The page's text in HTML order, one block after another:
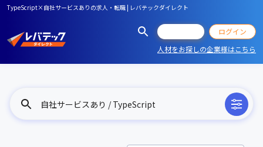
TypeScript×自社サービスありの求人・転職 | レバテックダイレクト
ログイン
人材をお探しの企業様はこちら
自社サービスあり / TypeScript